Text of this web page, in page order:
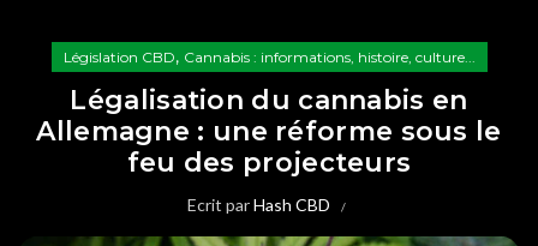
Législation CBD, Cannabis : informations, histoire, culture...
Légalisation du cannabis en
Allemagne : une réforme sous le
feu des projecteurs
Ecrit parHash CBD